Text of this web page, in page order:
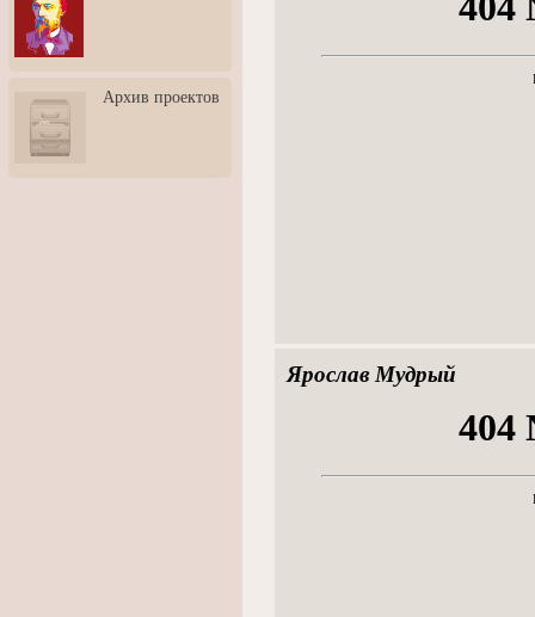
3: Обусловленности
человека и их влияние на
карьеру
скульптором Дмитрием
Тугариновым
АртБульвар в День города
Архив проектов
Ярослав Мудрый